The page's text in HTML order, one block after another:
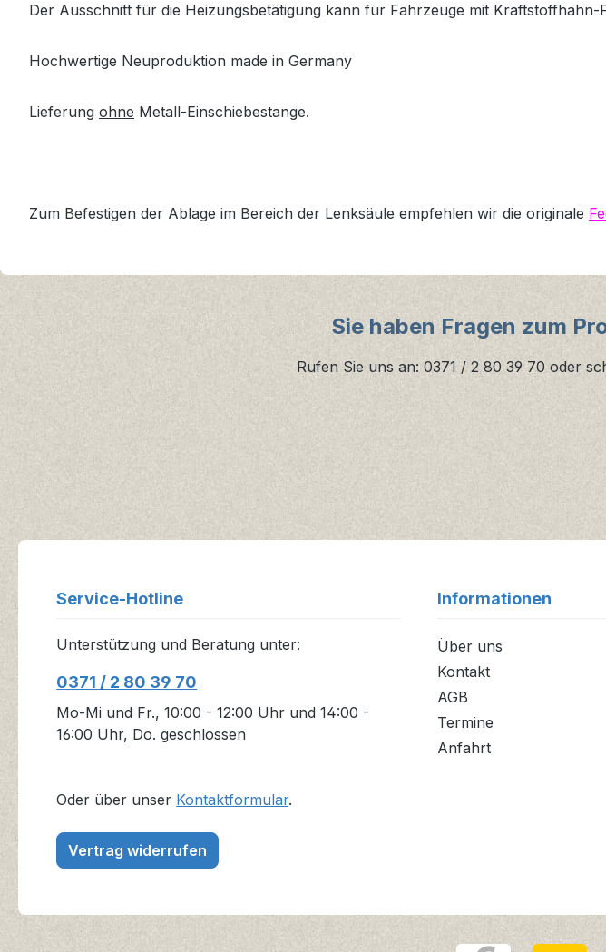
Der Ausschnitt für die Heizungsbetätigung kann für Fahrzeuge mit
Hochwertige Neuproduktion made in Germany
Lieferung ohne Metall-Einschiebestange.
Zum Befestigen der Ablage im Bereich der Lenksäule empfehlen wir die originale
Sie haben Fragen zum
Rufen Sie uns an: 0371 / 2 80 39 70 oder
Service-Hotline
Unterstützung und Beratung unter:
0371 / 2 80 39 70
Mo-Mi und Fr., 10:00 - 12:00 Uhr und 14:00 -
16:00 Uhr, Do. geschlossen
Oder über unser Kontaktformular.
Vertrag widerrufen
Informationen
Über uns
Kontakt
AGB
Termine
Anfahrt